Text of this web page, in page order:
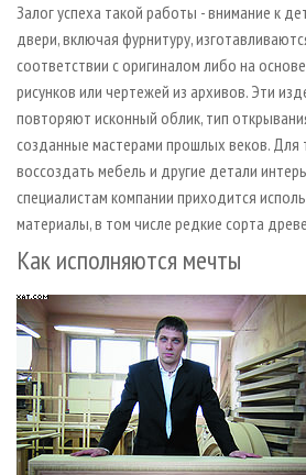
Залог успеха такой работы - внимание к
двери, включая фурнитуру,
соответствии с оригиналом либо на
рисунков или чертежей из архивов. Эти
повторяют исконный облик, тип
созданные мастерами прошлых веков. Для
воссоздать мебель и другие детали
специалистам компании приходится
материалы, в том числе редкие сорта
Как исполняются мечты